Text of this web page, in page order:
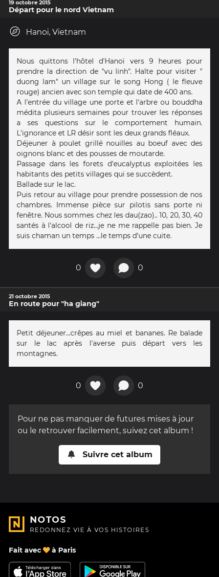
19 octobre 2015
Départ pour le nord Vietnam
Hanoi, Vietnam
Nous quittons l'hôtel d'Hanoï vers 9 heures pour
prendre la direction de "vu linh". Halte pour visiter "
duong lam" un village sur le song Hong ( le fleuve
rouge) ancien avec son temple qui date de 400 ans.
A l'entrée du village une porte et l'arbre ou bouddha
médita plusieurs semaines pour trouver les réponses
a ses questions sur le comportement humain.
L'ignorance et LR désir sont les deux grands fléaux.
Déjeuner à poulet grillé nouilles au boeuf avec des
oignons blanc et des pousses de moutarde.
Passage dans les forets d'eucalyptus exploitées les
habitants des petits villages qui se succèdent.
Ballade sur le lac.
Puis retour au village pour prendre possession de nos
chambres. Immense pièce sur pilotis sans porte ni
fenêtre. Nous sommes chez les dau(zao).. 10, 20, 30, 40
santés à l'alcool de riz...je ne me rappelle pas bien. Je
suis chaman un temps ...le temps d'une cuite.
0 0
21 octobre 2015
En route pour "ha giang"
Petit déjeuner...crêpes au miel et bananes. Re balade
sur le lac après l'averse puis départ vers les
montagnes.
0 0
Pour ne pas manquer de futures mises à jour
ou le retrouver facilement, suivez cet album !
Suivre cet album
NOTOS
REDONNEZ VIE À VOS HISTOIRES
Fait avec à Paris